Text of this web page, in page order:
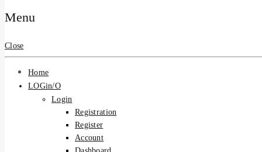
Menu
Close
Home
LOGin/O
Login
Registration
Register
Account